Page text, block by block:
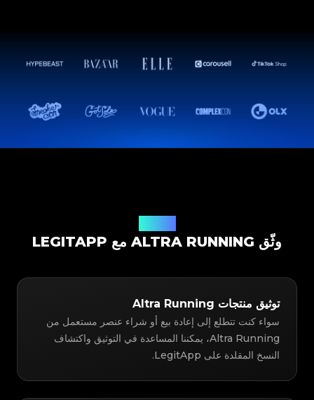
وثّق ALTRA RUNNING مع LEGITAPP
توثيق منتجات Altra Running
سواء كنت تتطلع إلى إعادة بيع أو شراء عنصر مستعمل من
Altra Running، يمكننا المساعدة في التوثيق واكتشاف
النسخ المقلدة على LegitApp.